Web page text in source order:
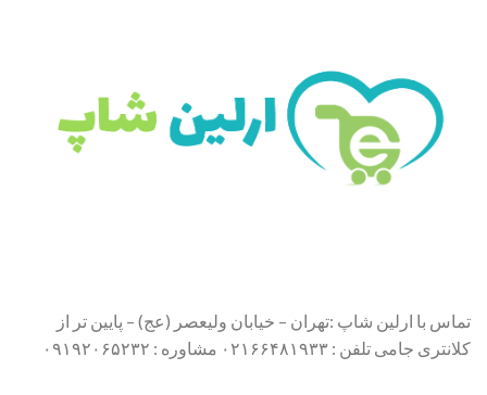
تماس با ارلین شاپ :تهران – خیابان ولیعصر (عج) – پایین تر از
کلانتری جامی تلفن : ۰۲۱۶۶۴۸۱۹۳۳ مشاوره : ۰۹۱۹۲۰۶۵۲۳۲